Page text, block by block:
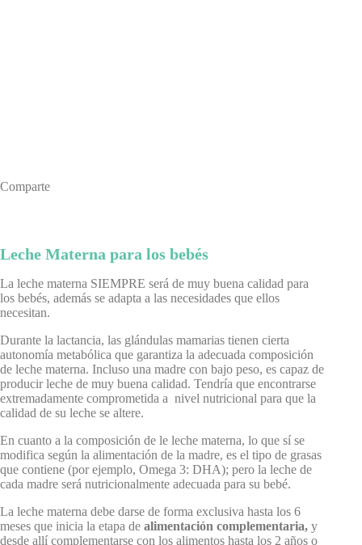
Comparte
Leche Materna para los bebés
La leche materna SIEMPRE será de muy buena calidad para
los bebés, además se adapta a las necesidades que ellos
necesitan.
Durante la lactancia, las glándulas mamarias tienen cierta
autonomía metabólica que garantiza la adecuada composición
de leche materna. Incluso una madre con bajo peso, es capaz de
producir leche de muy buena calidad. Tendría que encontrarse
extremadamente comprometida a nivel nutricional para que la
calidad de su leche se altere.
En cuanto a la composición de le leche materna, lo que sí se
modifica según la alimentación de la madre, es el tipo de grasas
que contiene (por ejemplo, Omega 3: DHA); pero la leche de
cada madre será nutricionalmente adecuada para su bebé.
La leche materna debe darse de forma exclusiva hasta los 6
meses que inicia la etapa de alimentación complementaria, y
desde allí complementarse con los alimentos hasta los 2 años o